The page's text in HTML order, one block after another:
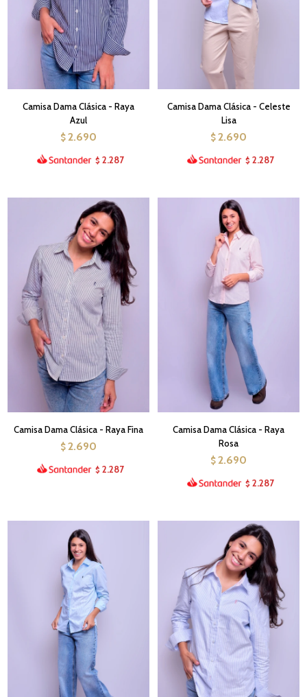
Camisa Dama Clásica - Raya
Azul
$ 2.690
$ 2.287
Camisa Dama Clásica - Celeste
Lisa
$ 2.690
$ 2.287
Camisa Dama Clásica - Raya Fina
$ 2.690
$ 2.287
Camisa Dama Clásica - Raya
Rosa
$ 2.690
$ 2.287